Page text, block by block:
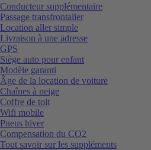
Conducteur supplémentaire
Passage transfrontalier
Location aller simple
Livraison à une adresse
GPS
Siège auto pour enfant
Modèle garanti
Âge de la location de voiture
Chaînes à neige
Coffre de toit
Wifi mobile
Pneus hiver
Compensation du CO2
Tout savoir sur les suppléments